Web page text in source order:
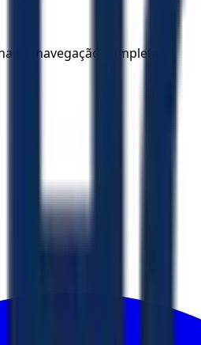
e navegação completa.